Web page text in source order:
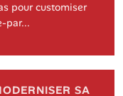
pour customiser
par...
SA